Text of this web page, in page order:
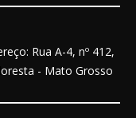
Rua A-4, nº 412,
- Mato Grosso